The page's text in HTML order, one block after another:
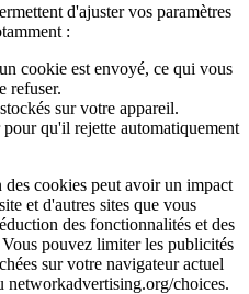
d'ajuster vos paramètres
:
cookie est envoyé, ce qui vous
refuser.
sur votre appareil.
qu'il rejette automatiquement
cookies peut avoir un impact
et d'autres sites que vous
des fonctionnalités et des
pouvez limiter les publicités
sur votre navigateur actuel
networkadvertising.org/choices.